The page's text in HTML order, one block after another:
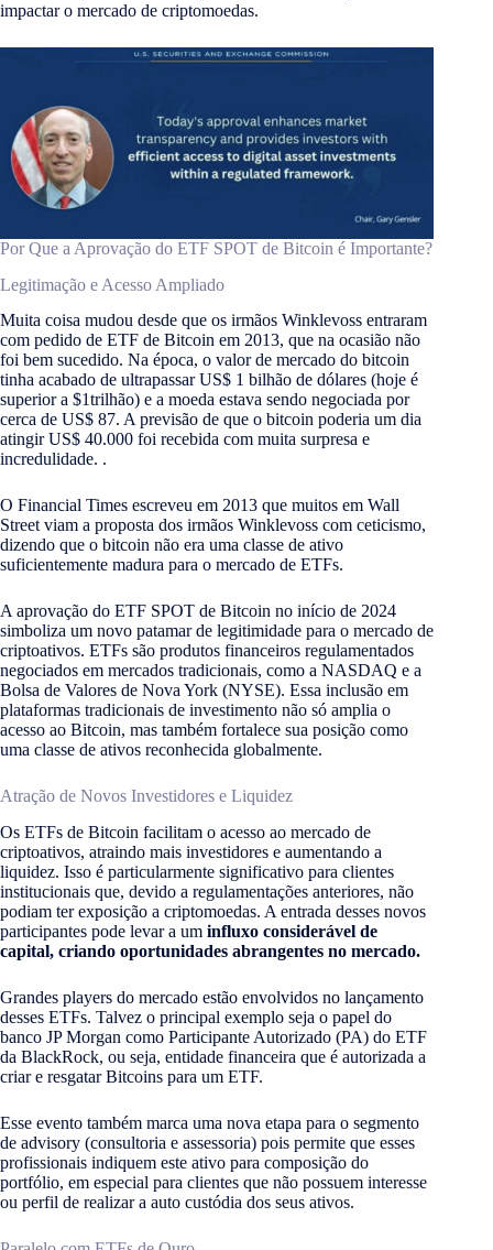
impactar o mercado de criptomoedas.
Por Que a Aprovação do ETF SPOT de Bitcoin é Importante?
Legitimação e Acesso Ampliado
Muita coisa mudou desde que os irmãos Winklevoss entraram
com pedido de ETF de Bitcoin em 2013, que na ocasião não
foi bem sucedido. Na época, o valor de mercado do bitcoin
tinha acabado de ultrapassar US$ 1 bilhão de dólares (hoje é
superior a $1trilhão) e a moeda estava sendo negociada por
cerca de US$ 87. A previsão de que o bitcoin poderia um dia
atingir US$ 40.000 foi recebida com muita surpresa e
incredulidade. .
O Financial Times escreveu em 2013 que muitos em Wall
Street viam a proposta dos irmãos Winklevoss com ceticismo,
dizendo que o bitcoin não era uma classe de ativo
suficientemente madura para o mercado de ETFs.
A aprovação do ETF SPOT de Bitcoin no início de 2024
simboliza um novo patamar de legitimidade para o mercado de
criptoativos. ETFs são produtos financeiros regulamentados
negociados em mercados tradicionais, como a NASDAQ e a
Bolsa de Valores de Nova York (NYSE)​​. Essa inclusão em
plataformas tradicionais de investimento não só amplia o
acesso ao Bitcoin, mas também fortalece sua posição como
uma classe de ativos reconhecida globalmente.
Atração de Novos Investidores e Liquidez
Os ETFs de Bitcoin facilitam o acesso ao mercado de
criptoativos, atraindo mais investidores e aumentando a
liquidez. Isso é particularmente significativo para clientes
institucionais que, devido a regulamentações anteriores, não
podiam ter exposição a criptomoedas​​. A entrada desses novos
participantes pode levar a um influxo considerável de
capital, criando oportunidades abrangentes no mercado.
Grandes players do mercado estão envolvidos no lançamento
desses ETFs. Talvez o principal exemplo seja o papel do
banco JP Morgan como Participante Autorizado (PA) do ETF
da BlackRock, ou seja, entidade financeira que é autorizada a
criar e resgatar Bitcoins para um ETF.
Esse evento também marca uma nova etapa para o segmento
de advisory (consultoria e assessoria) pois permite que esses
profissionais indiquem este ativo para composição do
portfólio, em especial para clientes que não possuem interesse
ou perfil de realizar a auto custódia dos seus ativos.